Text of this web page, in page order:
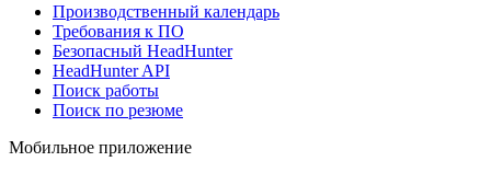
Производственный календарь
Требования к ПО
Безопасный HeadHunter
HeadHunter API
Поиск работы
Поиск по резюме
Мобильное приложение